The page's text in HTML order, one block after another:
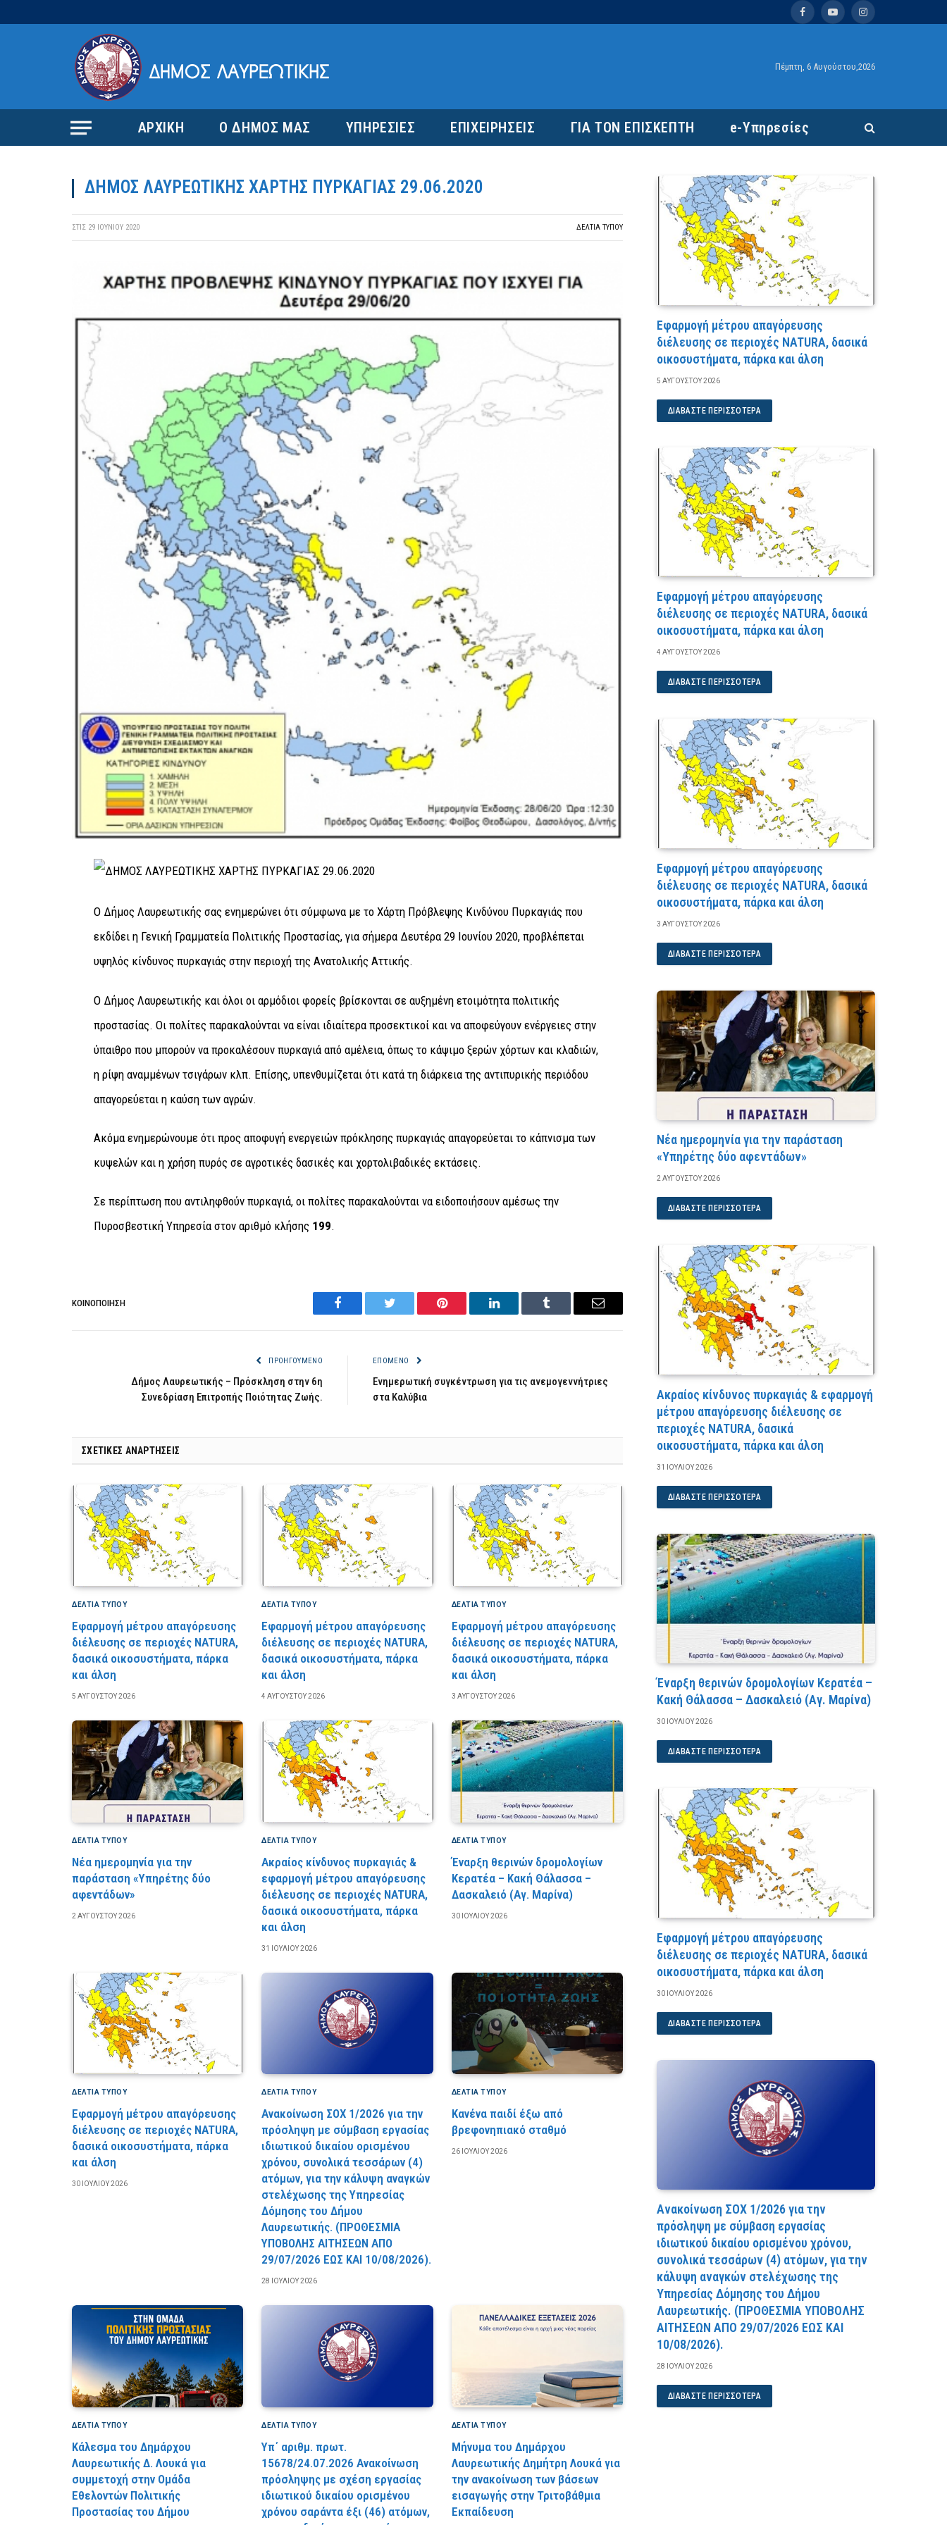
FacebookYouTubeInstagram
Πέμπτη, 6 Αυγούστου,2026
ΑΡΧΙΚΗ Ο ΔΗΜΟΣ ΜΑΣ ΥΠΗΡΕΣΙΕΣ ΕΠΙΧΕΙΡΗΣΕΙΣ ΓΙΑ ΤΟΝ ΕΠΙΣΚΕΠΤΗ e-Υπηρεσίες
ΔΗΜΟΣ ΛΑΥΡΕΩΤΙΚΗΣ ΧΑΡΤΗΣ ΠΥΡΚΑΓΙΑΣ 29.06.2020
ΣΤΙΣ 29 ΙΟΥΝΊΟΥ 2020 ΔΕΛΤΙΑ ΤΥΠΟΥ
Ο Δήμος Λαυρεωτικής σας ενημερώνει ότι σύμφωνα με το Χάρτη Πρόβλεψης Κινδύνου Πυρκαγιάς που
εκδίδει η Γενική Γραμματεία Πολιτικής Προστασίας, για σήμερα Δευτέρα 29 Ιουνίου 2020, προβλέπεται
υψηλός κίνδυνος πυρκαγιάς στην περιοχή της Ανατολικής Αττικής.
Ο Δήμος Λαυρεωτικής και όλοι οι αρμόδιοι φορείς βρίσκονται σε αυξημένη ετοιμότητα πολιτικής
προστασίας. Οι πολίτες παρακαλούνται να είναι ιδιαίτερα προσεκτικοί και να αποφεύγουν ενέργειες στην
ύπαιθρο που μπορούν να προκαλέσουν πυρκαγιά από αμέλεια, όπως το κάψιμο ξερών χόρτων και κλαδιών,
η ρίψη αναμμένων τσιγάρων κλπ. Επίσης, υπενθυμίζεται ότι κατά τη διάρκεια της αντιπυρικής περιόδου
απαγορεύεται η καύση των αγρών.
Ακόμα ενημερώνουμε ότι προς αποφυγή ενεργειών πρόκλησης πυρκαγιάς απαγορεύεται το κάπνισμα των
κυψελών και η χρήση πυρός σε αγροτικές δασικές και χορτολιβαδικές εκτάσεις.
Σε περίπτωση που αντιληφθούν πυρκαγιά, οι πολίτες παρακαλούνται να ειδοποιήσουν αμέσως την
Πυροσβεστική Υπηρεσία στον αριθμό κλήσης 199.
ΚΟΙΝΟΠΟΊΗΣΗ
Facebook Twitter Pinterest LinkedIn Tumblr Email
ΠΡΟΗΓΟΎΜΕΝΟ
Δήμος Λαυρεωτικής – Πρόσκληση στην 6η
Συνεδρίαση Επιτροπής Ποιότητας Ζωής.
ΕΠΌΜΕΝΟ
Ενημερωτική συγκέντρωση για τις ανεμογεννήτριες
στα Καλύβια
ΣΧΕΤΙΚΈΣ ΑΝΑΡΤΉΣΕΙΣ
ΔΕΛΤΙΑ ΤΥΠΟΥ
Εφαρμογή μέτρου απαγόρευσης
διέλευσης σε περιοχές NATURA,
δασικά οικοσυστήματα, πάρκα
και άλση
5 ΑΥΓΟΎΣΤΟΥ 2026
ΔΕΛΤΙΑ ΤΥΠΟΥ
Εφαρμογή μέτρου απαγόρευσης
διέλευσης σε περιοχές NATURA,
δασικά οικοσυστήματα, πάρκα
και άλση
4 ΑΥΓΟΎΣΤΟΥ 2026
ΔΕΛΤΙΑ ΤΥΠΟΥ
Εφαρμογή μέτρου απαγόρευσης
διέλευσης σε περιοχές NATURA,
δασικά οικοσυστήματα, πάρκα
και άλση
3 ΑΥΓΟΎΣΤΟΥ 2026
ΔΕΛΤΙΑ ΤΥΠΟΥ
Νέα ημερομηνία για την
παράσταση «Υπηρέτης δύο
αφεντάδων»
2 ΑΥΓΟΎΣΤΟΥ 2026
ΔΕΛΤΙΑ ΤΥΠΟΥ
Ακραίος κίνδυνος πυρκαγιάς &
εφαρμογή μέτρου απαγόρευσης
διέλευσης σε περιοχές NATURA,
δασικά οικοσυστήματα, πάρκα
και άλση
31 ΙΟΥΛΊΟΥ 2026
ΔΕΛΤΙΑ ΤΥΠΟΥ
Έναρξη θερινών δρομολογίων
Κερατέα – Κακή Θάλασσα –
Δασκαλειό (Αγ. Μαρίνα)
30 ΙΟΥΛΊΟΥ 2026
ΔΕΛΤΙΑ ΤΥΠΟΥ
Εφαρμογή μέτρου απαγόρευσης
διέλευσης σε περιοχές NATURA,
δασικά οικοσυστήματα, πάρκα
και άλση
30 ΙΟΥΛΊΟΥ 2026
ΔΕΛΤΙΑ ΤΥΠΟΥ
Ανακοίνωση ΣΟΧ 1/2026 για την
πρόσληψη με σύμβαση εργασίας
ιδιωτικού δικαίου ορισμένου
χρόνου, συνολικά τεσσάρων (4)
ατόμων, για την κάλυψη αναγκών
στελέχωσης της Υπηρεσίας
Δόμησης του Δήμου
Λαυρεωτικής. (ΠPOΘEΣMIA
YΠOBOΛHΣ AITHΣEΩN AΠO
29/07/2026 EΩΣ KAI 10/08/2026).
28 ΙΟΥΛΊΟΥ 2026
ΔΕΛΤΙΑ ΤΥΠΟΥ
Κανένα παιδί έξω από
βρεφονηπιακό σταθμό
26 ΙΟΥΛΊΟΥ 2026
ΔΕΛΤΙΑ ΤΥΠΟΥ
Κάλεσμα του Δημάρχου
Λαυρεωτικής Δ. Λουκά για
συμμετοχή στην Ομάδα
Εθελοντών Πολιτικής
Προστασίας του Δήμου
ΔΕΛΤΙΑ ΤΥΠΟΥ
Υπ΄ αριθμ. πρωτ.
15678/24.07.2026 Ανακοίνωση
πρόσληψης με σχέση εργασίας
ιδιωτικού δικαίου ορισμένου
χρόνου σαράντα έξι (46) ατόμων,
ΔΕΛΤΙΑ ΤΥΠΟΥ
Μήνυμα του Δημάρχου
Λαυρεωτικής Δημήτρη Λουκά για
την ανακοίνωση των βάσεων
εισαγωγής στην Τριτοβάθμια
Εκπαίδευση
Εφαρμογή μέτρου απαγόρευσης
διέλευσης σε περιοχές NATURA, δασικά
οικοσυστήματα, πάρκα και άλση
5 ΑΥΓΟΎΣΤΟΥ 2026
ΔΙΑΒΆΣΤΕ ΠΕΡΙΣΣΌΤΕΡΑ
Εφαρμογή μέτρου απαγόρευσης
διέλευσης σε περιοχές NATURA, δασικά
οικοσυστήματα, πάρκα και άλση
4 ΑΥΓΟΎΣΤΟΥ 2026
ΔΙΑΒΆΣΤΕ ΠΕΡΙΣΣΌΤΕΡΑ
Εφαρμογή μέτρου απαγόρευσης
διέλευσης σε περιοχές NATURA, δασικά
οικοσυστήματα, πάρκα και άλση
3 ΑΥΓΟΎΣΤΟΥ 2026
ΔΙΑΒΆΣΤΕ ΠΕΡΙΣΣΌΤΕΡΑ
Νέα ημερομηνία για την παράσταση
«Υπηρέτης δύο αφεντάδων»
2 ΑΥΓΟΎΣΤΟΥ 2026
ΔΙΑΒΆΣΤΕ ΠΕΡΙΣΣΌΤΕΡΑ
Ακραίος κίνδυνος πυρκαγιάς & εφαρμογή
μέτρου απαγόρευσης διέλευσης σε
περιοχές NATURA, δασικά
οικοσυστήματα, πάρκα και άλση
31 ΙΟΥΛΊΟΥ 2026
ΔΙΑΒΆΣΤΕ ΠΕΡΙΣΣΌΤΕΡΑ
Έναρξη θερινών δρομολογίων Κερατέα –
Κακή Θάλασσα – Δασκαλειό (Αγ. Μαρίνα)
30 ΙΟΥΛΊΟΥ 2026
ΔΙΑΒΆΣΤΕ ΠΕΡΙΣΣΌΤΕΡΑ
Εφαρμογή μέτρου απαγόρευσης
διέλευσης σε περιοχές NATURA, δασικά
οικοσυστήματα, πάρκα και άλση
30 ΙΟΥΛΊΟΥ 2026
ΔΙΑΒΆΣΤΕ ΠΕΡΙΣΣΌΤΕΡΑ
Ανακοίνωση ΣΟΧ 1/2026 για την
πρόσληψη με σύμβαση εργασίας
ιδιωτικού δικαίου ορισμένου χρόνου,
συνολικά τεσσάρων (4) ατόμων, για την
κάλυψη αναγκών στελέχωσης της
Υπηρεσίας Δόμησης του Δήμου
Λαυρεωτικής. (ΠPOΘEΣMIA YΠOBOΛHΣ
AITHΣEΩN AΠO 29/07/2026 EΩΣ KAI
10/08/2026).
28 ΙΟΥΛΊΟΥ 2026
ΔΙΑΒΆΣΤΕ ΠΕΡΙΣΣΌΤΕΡΑ